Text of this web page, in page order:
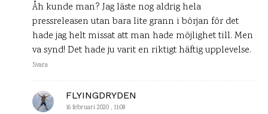
Åh kunde man? Jag läste nog aldrig hela
pressreleasen utan bara lite grann i början för det
hade jag helt missat att man hade möjlighet till. Men
va synd! Det hade ju varit en riktigt häftig upplevelse.
Svara
FLYINGDRYDEN
16 februari 2020 , 11:08